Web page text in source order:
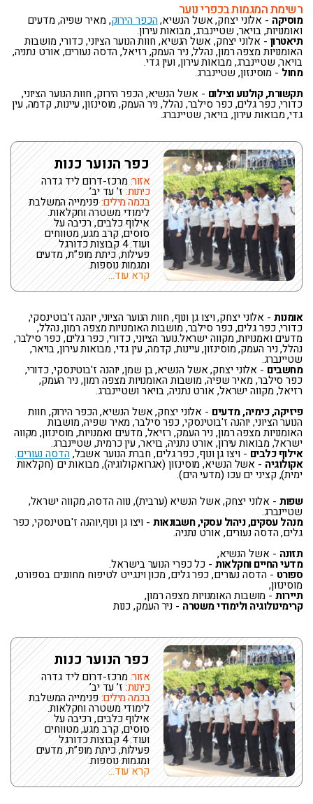
רשימת המגמות בכפרי נוער
מוסיקה - אלוני יצחק, אשל הנשיא,הכפר הירוק, מאיר שפיה, מדעים
ואומנויות, בויאר, שטיינברג, מבואות עירון.
תיאטרון - אלוני יצחק, אשל הנשיא, חוות הנוער הציוני, כדורי, מושבות
האומנויות מצפה רמון, נהלל, ניר העמק, רזיאל, הדסה נעורים, אורט נתניה,
בויאר, שטיינברג, מבואות עירון, ועין גדי.
מחול - מוסינזון, שטיינברג.
תקשורת, קולנוע וצילום - אשל הנשיא, הכפר הירוק, חוות הנוער הציוני,
כדורי, כפר גלים, כפר סילבר, נהלל, ניר העמק, מוסינזון, עיינות, קדמה, עין
גדי, מבואות עירון, בויאר, שטיינברג.
כפר הנוער כנות
אזור:מרכז-דרום ליד גדרה
כיתות:ז’ עד יב’
בכמה מילים:פנימייה המשלבת
לימודי משטרה וחקלאות.
אילוף כלבים, רכיבה על
סוסים, קרב מגע, מטווחים
ועוד. 4 קבוצות כדורגל
פעילות, כיתת מופ”ת, מדעים
ומגמות נוספות.
קרא עוד...
אומנות - אלוני יצחק, ויצו גן ונוף, חוות הנוער הציוני, יוהנה ז'בוטינסקי,
כדורי, כפר גלים, כפר סילבר, מושבות האומנויות מצפה רמון, נהלל,
מדעים ואמנויות, מקווה ישראל.נוער הציוני, כדורי, כפר גלים, כפר סילבר,
נהלל, ניר העמק, מוסינזון, עיינות, קדמה, עין גדי, מבואות עירון, בויאר,
שטיינברג.
מחשבים - אלוני יצחק, אשל הנשיא, בן שמן, יוהנה ז'בוטינסקי, כדורי,
כפר סילבר, מאיר שפיה, מושבות האומנויות מצפה רמון, ניר העמק,
רזיאל, מקווה ישראל, אורט נתניה, בויאר ושטיינברג.
פיזיקה, כימיה, מדעים - אלוני יצחק, אשל הנשיא, הכפר הירוק, חוות
הנוער הציוני, יוהנה ז'בוטינסקי, כפר סילבר, מאיר שפיה, מושבות
האומנויות מצפה רמון, ניר העמק, רזיאל, מדעים ואמנויות, מוסינזון, מקווה
ישראל, מבואות עירון, אורט נתניה, בויאר, עין כרמית, שטיינברג.
אילוף כלבים - ויצו גן ונוף, כפר גלים, חברת הנוער אשבל, הדסה נעורים.
אקולוגיה - אשל הנשיא, מוסינזון (אגרואקולוגיה), מבואות ים (חקלאות
ימית), קציני ים עכו (מדעי הים).
שפות - אלוני יצחק, אשל הנשיא (ערבית), נווה הדסה, מקווה ישראל,
שטיינברג.
מנהל עסקים, ניהול עסקי, חשבונאות - ויצו גן ונוף,יוהנה ז'בוטינסקי, כפר
גלים, הדסה נעורים, אורט נתניה.
תזונה - אשל הנשיא,
מדעי החיים וחקלאות - כל כפרי הנוער בישראל.
ספורט - הדסה נעורים, כפר גלים, מכון וינגייט לטיפוח מחוננים בספורט,
מוסינזון,
תיירות- מושבות האומנויות מצפה רמון,
קרימינולוגיה ולימודי משטרה - ניר העמק, כנות
כפר הנוער כנות
אזור:מרכז-דרום ליד גדרה
כיתות:ז’ עד יב’
בכמה מילים:פנימייה המשלבת
לימודי משטרה וחקלאות.
אילוף כלבים, רכיבה על
סוסים, קרב מגע, מטווחים
ועוד. 4 קבוצות כדורגל
פעילות, כיתת מופ”ת, מדעים
ומגמות נוספות.
קרא עוד...